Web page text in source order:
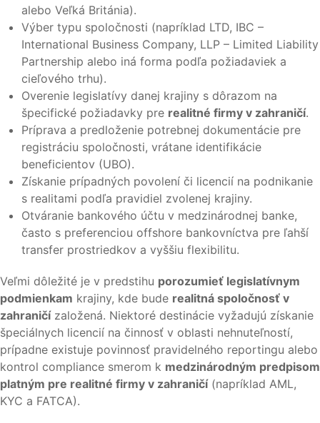
alebo Veľká Británia).
Výber typu spoločnosti (napríklad LTD, IBC –
International Business Company, LLP – Limited Liability
Partnership alebo iná forma podľa požiadaviek a
cieľového trhu).
Overenie legislatívy danej krajiny s dôrazom na
špecifické požiadavky pre realitné firmy v zahraničí.
Príprava a predloženie potrebnej dokumentácie pre
registráciu spoločnosti, vrátane identifikácie
beneficientov (UBO).
Získanie prípadných povolení či licencií na podnikanie
s realitami podľa pravidiel zvolenej krajiny.
Otváranie bankového účtu v medzinárodnej banke,
často s preferenciou offshore bankovníctva pre ľahší
transfer prostriedkov a vyššiu flexibilitu.
Veľmi dôležité je v predstihu porozumieť legislatívnym
podmienkam krajiny, kde bude realitná spoločnosť v
zahraničízaložená. Niektoré destinácie vyžadujú získanie
špeciálnych licencií na činnosť v oblasti nehnuteľností,
prípadne existuje povinnosť pravidelného reportingu alebo
kontrol compliance smerom k medzinárodným predpisom
platným pre realitné firmy v zahraničí(napríklad AML,
KYC a FATCA).